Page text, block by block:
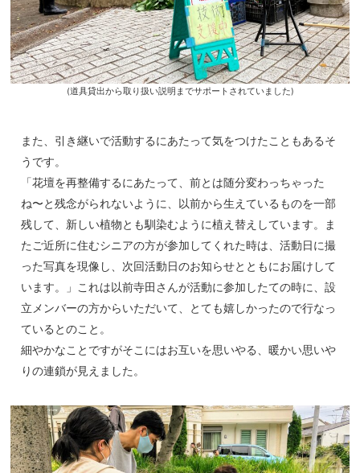
(道具貸出から取り扱い説明までサポートされていました)
また、引き継いで活動するにあたって気をつけたこともあるそ
うです。
「花壇を再整備するにあたって、前とは随分変わっちゃった
ね〜と残念がられないように、以前から生えているものを一部
残して、新しい植物とも馴染むように植え替えしています。ま
たご近所に住むシニアの方が参加してくれた時は、活動日に撮
った写真を現像し、次回活動日のお知らせとともにお届けして
います。」これは以前寺田さんが活動に参加したての時に、設
立メンバーの方からいただいて、とても嬉しかったので行なっ
ているとのこと。
細やかなことですがそこにはお互いを思いやる、暖かい思いや
りの連鎖が見えました。